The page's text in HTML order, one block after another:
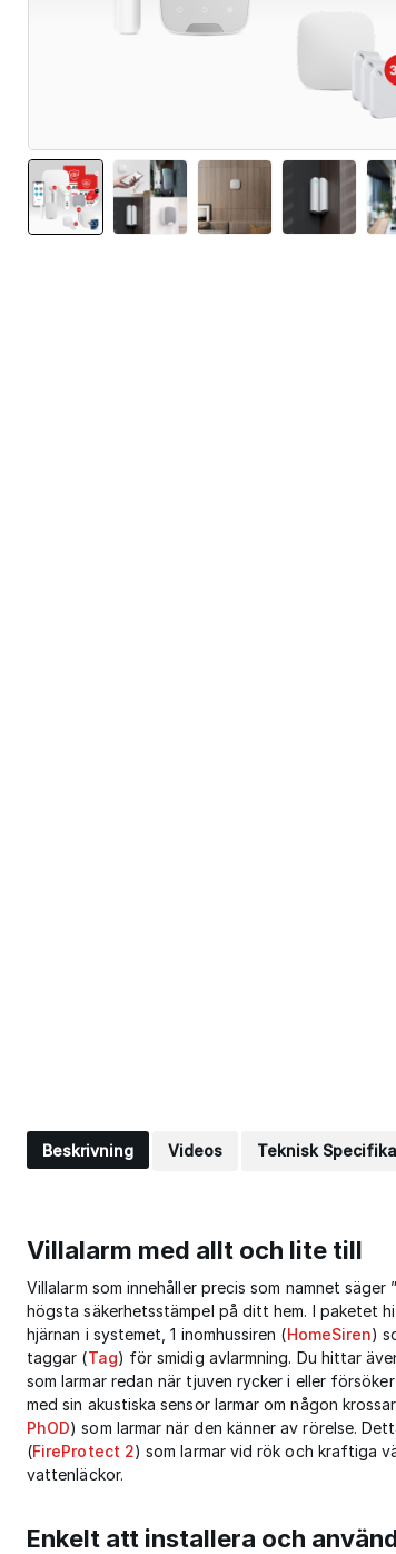
Beskrivning Videos Teknisk
Villalarm med allt och lite till
Villalarm som innehåller precis som namnet
högsta säkerhetsstämpel på ditt hem. I paketet
hjärnan i systemet, 1 inomhussiren (HomeSiren)
taggar (Tag) för smidig avlarmning. Du hittar
som larmar redan när tjuven rycker i eller
med sin akustiska sensor larmar om någon
PhOD) som larmar när den känner av rörelse.
(FireProtect 2) som larmar vid rök och kraftiga
vattenläckor.
Enkelt att installera och